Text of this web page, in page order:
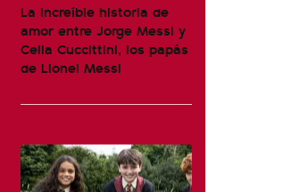
La increíble historia de
amor entre Jorge Messi y
Celia Cuccittini, los papás
de Lionel Messi